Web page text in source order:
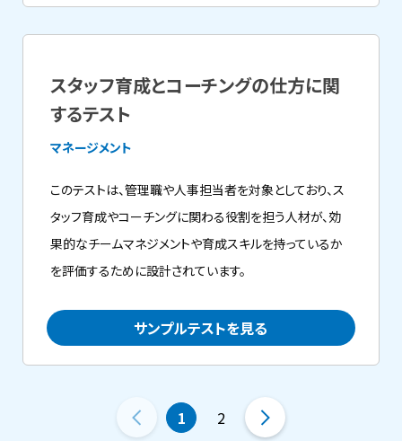
スタッフ育成とコーチングの仕方に関
するテスト
マネージメント
このテストは、管理職や人事担当者を対象としており、ス
タッフ育成やコーチングに関わる役割を担う人材が、効
果的なチームマネジメントや育成スキルを持っているか
を評価するために設計されています。
サンプルテストを見る
1 2